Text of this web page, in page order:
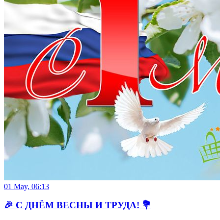
01 May, 06:13
🎉 С ДНЁМ ВЕСНЫ И ТРУДА! 💐